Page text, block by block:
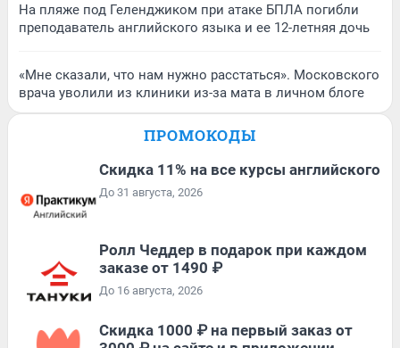
На пляже под Геленджиком при атаке БПЛА погибли
преподаватель английского языка и ее 12-летняя дочь
«Мне сказали, что нам нужно расстаться». Московского
врача уволили из клиники из-за мата в личном блоге
ПРОМОКОДЫ
Скидка 11% на все курсы английского
До 31 августа, 2026
Ролл Чеддер в подарок при каждом
заказе от 1490 ₽
До 16 августа, 2026
Скидка 1000 ₽ на первый заказ от